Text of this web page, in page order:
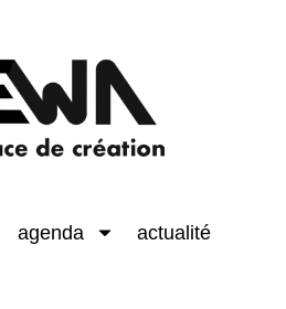
agenda actualité